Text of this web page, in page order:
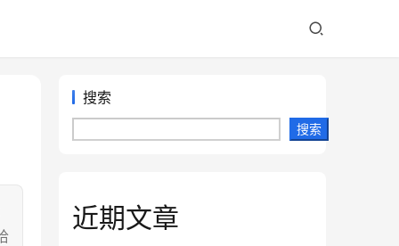
搜索
搜索
近期文章